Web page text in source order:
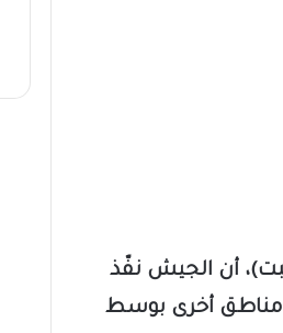
أن الجيش نفّذ
أخرى بوسط